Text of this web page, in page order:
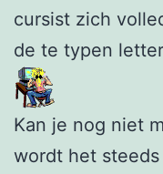
cursist zich
de te typen
Kan je nog niet
wordt het